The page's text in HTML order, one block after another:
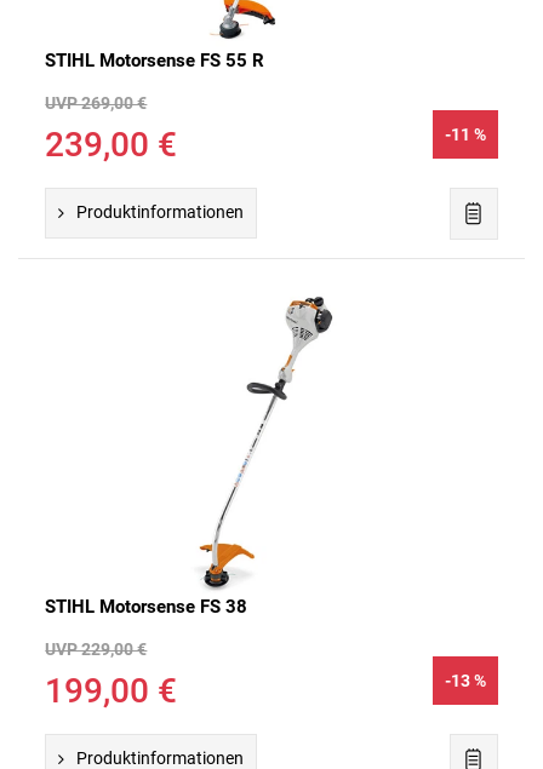
STIHL Motorsense FS 55 R
UVP 269,00 €
239,00 € -11 %
Produktinformationen
STIHL Motorsense FS 38
UVP 229,00 €
199,00 € -13 %
Produktinformationen